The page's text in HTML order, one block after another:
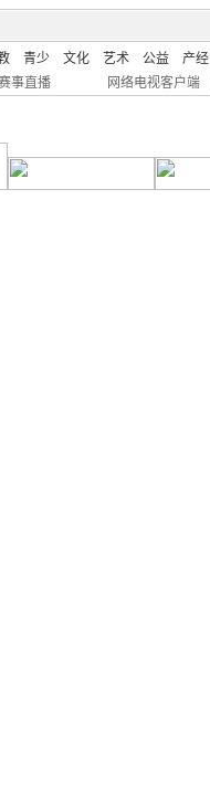
青少 文化 艺术 公益 产经
事直播 网络电视客户端